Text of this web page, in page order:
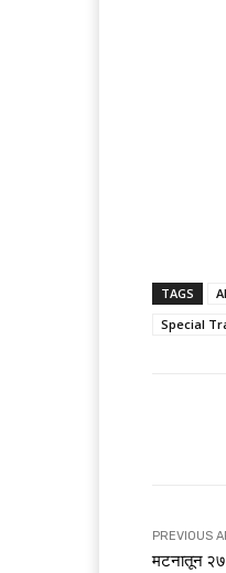
TAGS
Special
PREVIOUS
मटनातून २७